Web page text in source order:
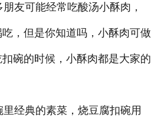
友可能经常吃酸汤小酥肉，
，但是你知道吗，小酥肉可做
碗的时候，小酥肉都是大家的
经典的素菜，烧豆腐扣碗用